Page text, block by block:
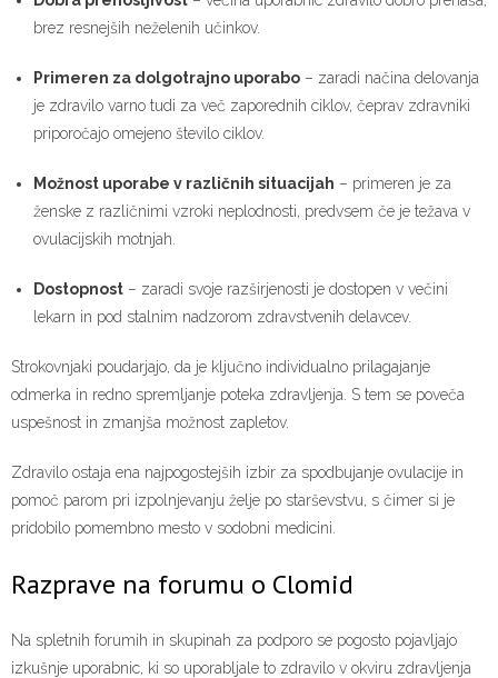
brez resnejših neželenih učinkov.
Primeren za dolgotrajno uporabo – zaradi načina delovanja
je zdravilo varno tudi za več zaporednih ciklov, čeprav zdravniki
priporočajo omejeno število ciklov.
Možnost uporabe v različnih situacijah – primeren je za
ženske z različnimi vzroki neplodnosti, predvsem če je težava v
ovulacijskih motnjah.
Dostopnost – zaradi svoje razširjenosti je dostopen v večini
lekarn in pod stalnim nadzorom zdravstvenih delavcev.
Strokovnjaki poudarjajo, da je ključno individualno prilagajanje
odmerka in redno spremljanje poteka zdravljenja. S tem se poveča
uspešnost in zmanjša možnost zapletov.
Zdravilo ostaja ena najpogostejših izbir za spodbujanje ovulacije in
pomoč parom pri izpolnjevanju želje po starševstvu, s čimer si je
pridobilo pomembno mesto v sodobni medicini.
Razprave na forumu o Clomid
Na spletnih forumih in skupinah za podporo se pogosto pojavljajo
izkušnje uporabnic, ki so uporabljale to zdravilo v okviru zdravljenja